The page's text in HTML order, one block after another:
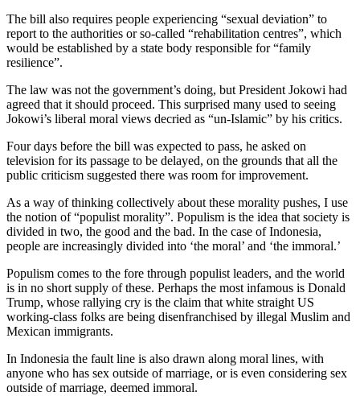
The bill also requires people experiencing “sexual deviation” to
report to the authorities or so-called “rehabilitation centres”, which
would be established by a state body responsible for “family
resilience”.
The law was not the government’s doing, but President Jokowi had
agreed that it should proceed. This surprised many used to seeing
Jokowi’s liberal moral views decried as “un-Islamic” by his critics.
Four days before the bill was expected to pass, he asked on
television for its passage to be delayed, on the grounds that all the
public criticism suggested there was room for improvement.
As a way of thinking collectively about these morality pushes, I use
the notion of “populist morality”. Populism is the idea that society is
divided in two, the good and the bad. In the case of Indonesia,
people are increasingly divided into ‘the moral’ and ‘the immoral.’
Populism comes to the fore through populist leaders, and the world
is in no short supply of these. Perhaps the most infamous is Donald
Trump, whose rallying cry is the claim that white straight US
working-class folks are being disenfranchised by illegal Muslim and
Mexican immigrants.
In Indonesia the fault line is also drawn along moral lines, with
anyone who has sex outside of marriage, or is even considering sex
outside of marriage, deemed immoral.